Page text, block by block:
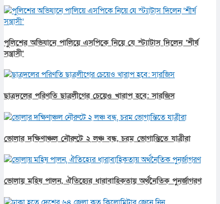
পুলিশের অভিযানে পালিয়ে এসপিকে নিয়ে যে স্ট্যাটাস দিলেন ‘শীর্ষ
সন্ত্রাসী’
ছাত্রদলের পরিণতি ছাত্রলীগের চেয়েও খারাপ হবে: সারজিস
ভোলার দক্ষিণাঞ্চল নৌরুটে ২ লঞ্চ বন্ধ, চরম ভোগান্তিতে যাত্রীরা
ভোলায় মহিষ পালন, ঐতিহ্যের ধারাবাহিকতায় অর্থনৈতিক পুনর্জাগরণ